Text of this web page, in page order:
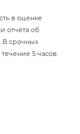
в оценке
отчета об
В срочных
5 часов.